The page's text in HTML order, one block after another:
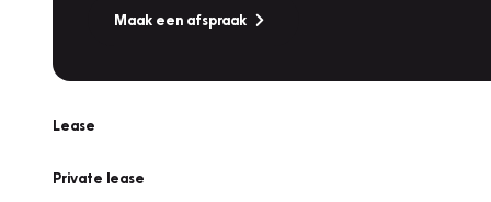
Maak een afspraak
Lease
Private lease